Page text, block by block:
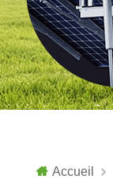
Accueil